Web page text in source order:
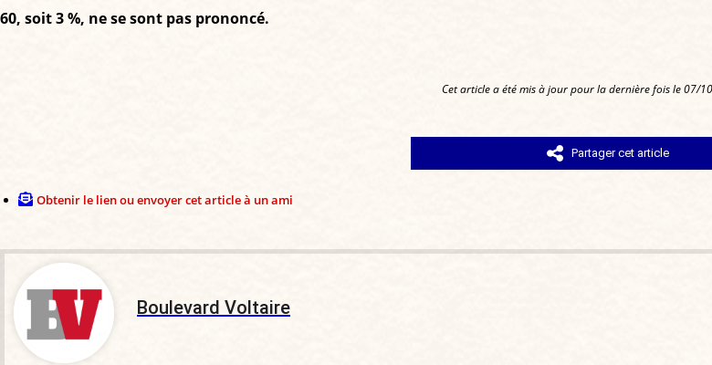
60, soit 3 %, ne se sont pas prononcé.
Cet article a été mis à jour pour la dernière fois le 07/
Partager cet article
Obtenir le lien ou envoyer cet article à un ami
Boulevard Voltaire